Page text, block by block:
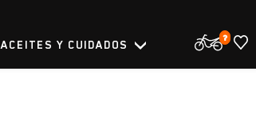
ACEITES Y CUIDADOS